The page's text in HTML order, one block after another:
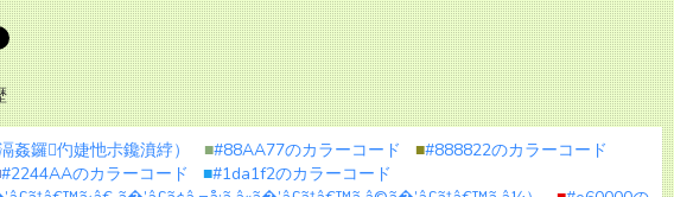
鑼仢婕忚尗鑱濆綍） ■#88AA77のカラーコード ■#888822のカラーコード
#2244AAのカラーコード ■#1da1f2のカラーコード